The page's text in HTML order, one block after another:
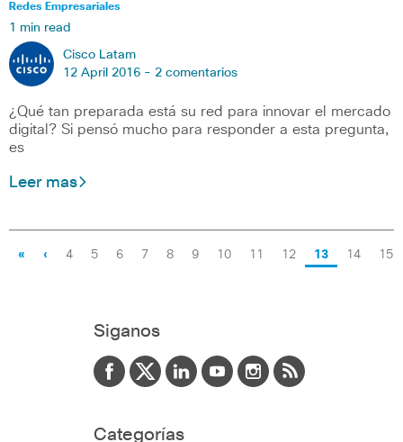
Redes Empresariales
1 min read
Cisco Latam
12 April 2016 - 2 comentarios
¿Qué tan preparada está su red para innovar el mercado
digital? Si pensó mucho para responder a esta pregunta,
es
Leer mas
« ‹ 4 5 6 7 8 9 10 11 12 13 14 15
Siganos
Categorías